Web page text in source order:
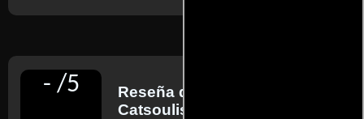
- /5 Reseña de
Catsoulis